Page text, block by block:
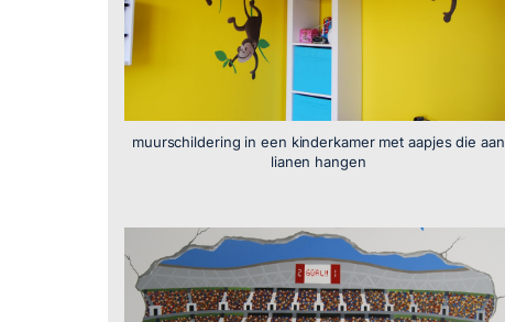
muurschildering in een kinderkamer met aapjes die aan
lianen hangen